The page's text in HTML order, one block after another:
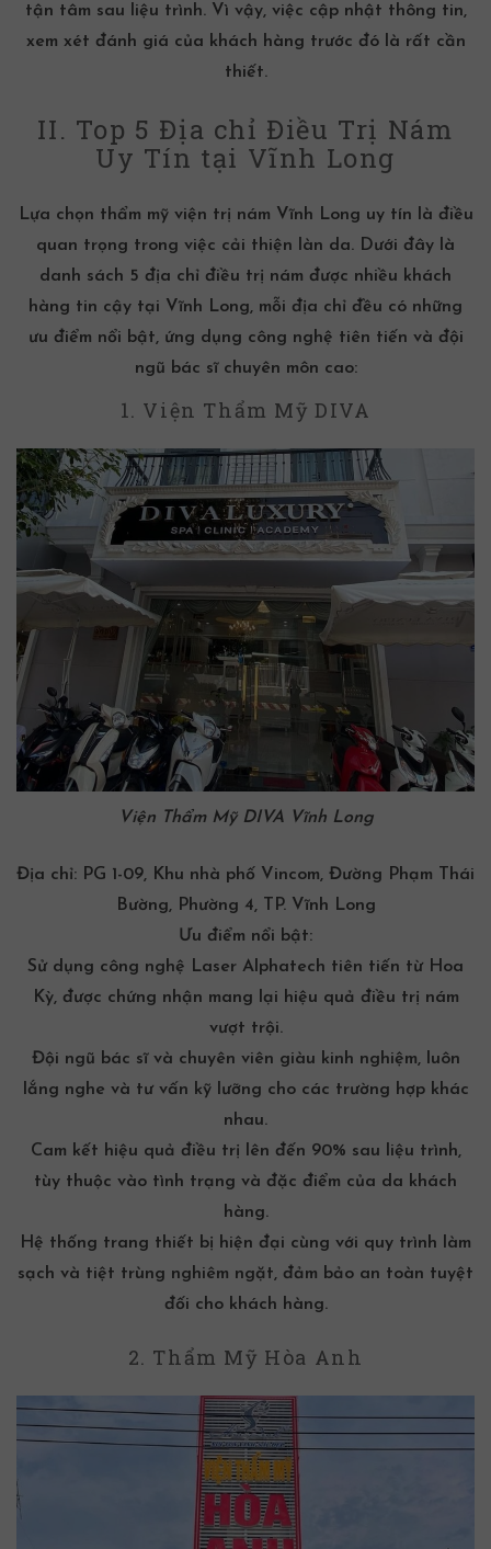
tận tâm sau liệu trình. Vì vậy, việc cập nhật thông tin,
xem xét đánh giá của khách hàng trước đó là rất cần
thiết.
II. Top 5 Địa chỉ Điều Trị Nám
Uy Tín tại Vĩnh Long
Lựa chọn thẩm mỹ viện trị nám Vĩnh Long uy tín là điều
quan trọng trong việc cải thiện làn da. Dưới đây là
danh sách 5 địa chỉ điều trị nám được nhiều khách
hàng tin cậy tại Vĩnh Long, mỗi địa chỉ đều có những
ưu điểm nổi bật, ứng dụng công nghệ tiên tiến và đội
ngũ bác sĩ chuyên môn cao:
1. Viện Thẩm Mỹ DIVA
Viện Thẩm Mỹ DIVA Vĩnh Long
Địa chỉ: PG 1-09, Khu nhà phố Vincom, Đường Phạm Thái
Bường, Phường 4, TP. Vĩnh Long
Ưu điểm nổi bật:
Sử dụng công nghệ Laser Alphatech tiên tiến từ Hoa
Kỳ, được chứng nhận mang lại hiệu quả điều trị nám
vượt trội.
Đội ngũ bác sĩ và chuyên viên giàu kinh nghiệm, luôn
lắng nghe và tư vấn kỹ lưỡng cho các trường hợp khác
nhau.
Cam kết hiệu quả điều trị lên đến 90% sau liệu trình,
tùy thuộc vào tình trạng và đặc điểm của da khách
hàng.
Hệ thống trang thiết bị hiện đại cùng với quy trình làm
sạch và tiệt trùng nghiêm ngặt, đảm bảo an toàn tuyệt
đối cho khách hàng.
2. Thẩm Mỹ Hòa Anh